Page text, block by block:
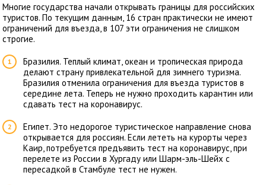
Многие государства начали открывать границы для российских
туристов. По текущим данным, 16 стран практически не имеют
ограничений для въезда, в 107 эти ограничения не слишком
строгие.
Бразилия. Теплый климат, океан и тропическая природа
делают страну привлекательной для зимнего туризма.
Бразилия отменила ограничения для въезда туристов в
середине лета. Теперь не нужно проходить карантин или
сдавать тест на коронавирус.
Египет. Это недорогое туристическое направление снова
открывается для россиян. Если лететь на курорты через
Каир, потребуется предъявить тест на коронавирус, при
перелете из России вХургаду или Шарм-эль-Шейх с
пересадкой в Стамбуле тест не нужен.